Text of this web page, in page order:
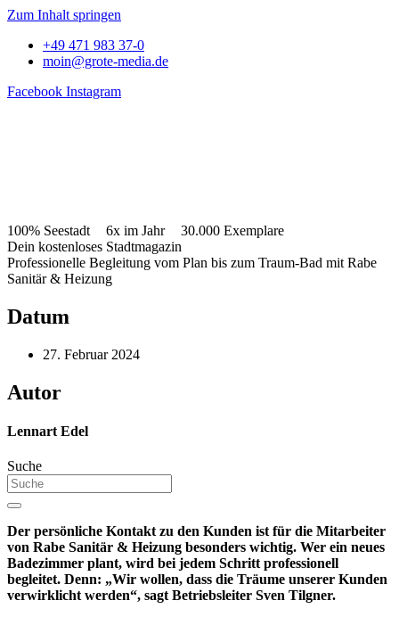
Zum Inhalt springen
+49 471 983 37-0
moin@grote-media.de
Facebook Instagram
100% Seestadt 6x im Jahr
30.000 Exemplare
Dein kostenloses Stadtmagazin
Professionelle Begleitung vom Plan bis zum Traum-Bad mit Rabe
Sanitär & Heizung
Datum
27. Februar 2024
Autor
Lennart Edel
Suche
Der persönliche Kontakt zu den Kunden ist für die Mitarbeiter
von Rabe Sanitär & Heizung besonders wichtig. Wer ein neues
Badezimmer plant, wird bei jedem Schritt professionell
begleitet. Denn: „Wir wollen, dass die Träume unserer Kunden
verwirklicht werden“, sagt Betriebsleiter Sven Tilgner.